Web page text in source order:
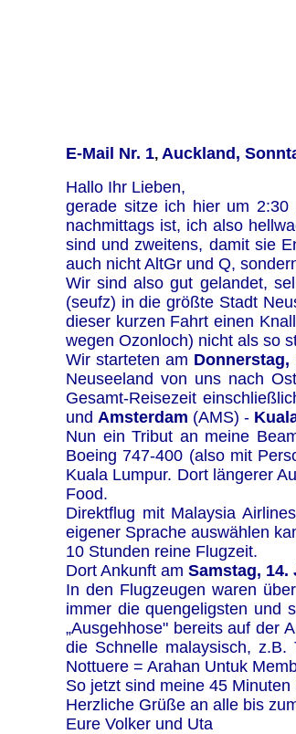
E-Mail Nr. 1, Auckland,
Hallo Ihr Lieben,
gerade sitze ich hier um
nachmittags ist, ich also
sind und zweitens, damit sie
auch nicht AltGr und Q,
Wir sind also gut gelandet,
(seufz) in die größte Stadt
dieser kurzen Fahrt einen
wegen Ozonloch) nicht als so
Wir starteten am Donnerstag,
Neuseeland von uns nach
Gesamt-Reisezeit
und Amsterdam (AMS) -
Nun ein Tribut an meine
Boeing 747-400 (also mit
Kuala Lumpur. Dort längerer
Food.
Direktflug mit Malaysia
eigener Sprache auswählen
10 Stunden reine Flugzeit.
Dort Ankunft am Samstag, 14.
In den Flugzeugen waren
immer die quengeligsten und
„Ausgehhose" bereits auf der
die Schnelle malaysisch, z.B.
Nottuere = Arahan Untuk
So jetzt sind meine 45
Herzliche Grüße an alle bis
Eure Volker und Uta